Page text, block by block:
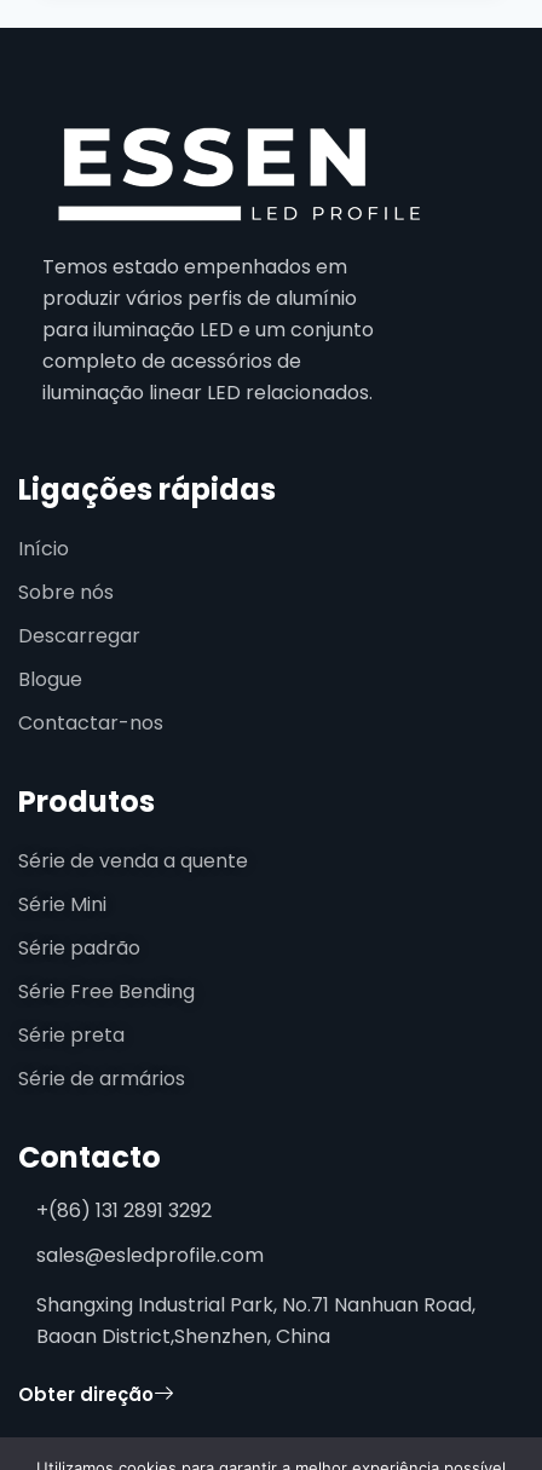
Temos estado empenhados em
produzir vários perfis de alumínio
para iluminação LED e um conjunto
completo de acessórios de
iluminação linear LED relacionados.
Ligações rápidas
Início
Sobre nós
Descarregar
Blogue
Contactar-nos
Produtos
Série de venda a quente
Série Mini
Série padrão
Série Free Bending
Série preta
Série de armários
Contacto
+(86) 131 2891 3292
sales@esledprofile.com
Shangxing Industrial Park, No.71 Nanhuan Road,
Baoan District,Shenzhen, China
Obter direção